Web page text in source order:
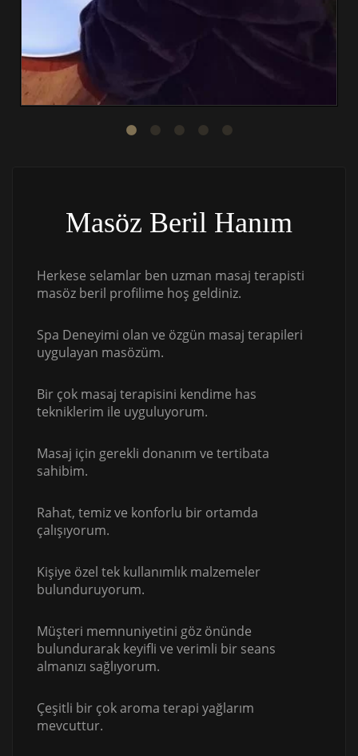
Masöz Beril Hanım
Herkese selamlar ben uzman masaj terapisti
masöz beril profilime hoş geldiniz.
Spa Deneyimi olan ve özgün masaj terapileri
uygulayan masözüm.
Bir çok masaj terapisini kendime has
tekniklerim ile uyguluyorum.
Masaj için gerekli donanım ve tertibata
sahibim.
Rahat, temiz ve konforlu bir ortamda
çalışıyorum.
Kişiye özel tek kullanımlık malzemeler
bulunduruyorum.
Müşteri memnuniyetini göz önünde
bulundurarak keyifli ve verimli bir seans
almanızı sağlıyorum.
Çeşitli bir çok aroma terapi yağlarım
mevcuttur.